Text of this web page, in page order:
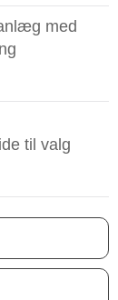
med
til valg